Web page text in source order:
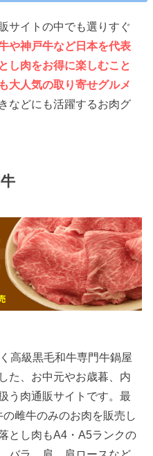
サイトの中でも選りすぐ
や神戸牛など日本を代表
し肉をお得に楽しむこと
大人気の取り寄せグルメ
などにも活躍するお肉グ
高級黒毛和牛専門牛鍋屋
た、お中元やお歳暮、内
う肉通販サイトです。最
雌牛のみのお肉を販売し
とし肉もA4・A5ランクの